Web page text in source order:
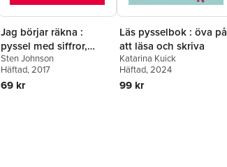
Jag börjar räkna :
pyssel med siffror,
enklare tal och
mängder
Sten Johnson
Häftad, 2017
69 kr
Läs pysselbok : öva på
att läsa och skriva
Katarina Kuick
Häftad, 2024
99 kr